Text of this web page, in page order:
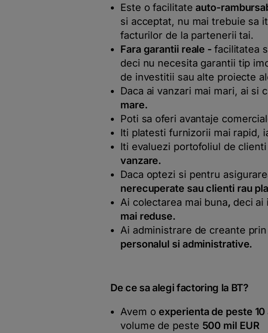
Este o facilitateauto-
si acceptat, nu mai trebuie sa
facturilor de la partenerii tai.
Fara garantii reale -facilitatea
deci nu necesita garantii tip
de investitii sau alte proiecte
Daca ai vanzari mai mari, ai si
mare.
Poti sa oferi avantaje
Iti platesti furnizorii mai rapid,
Iti evaluezi portofoliul de
vanzare.
Daca optezi si pentru
nerecuperate sau clienti rau
Ai colectarea mai buna, deci ai
mai reduse.
Ai administrare de creante
personalul si administrative.
De ce sa alegi factoring la BT?
Avem o experienta de peste 10
volume de peste 500 mil EUR